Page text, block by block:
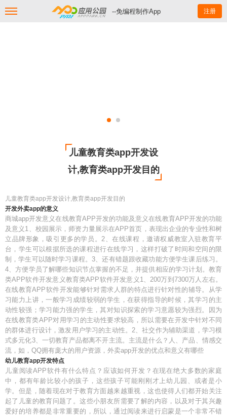
--免编程制作App 注册
儿童教育类app开发设
计,教育类app开发目的
儿童教育类app开发设计,教育类app开发目的
开发外卖app的意义
商城app开发意义在线教育APP开发的功能及意义在线教育APP开发的功能
及意义1、校园展示，师资力量展示在APP首页，表现出企业的专业性和树
立品牌形象，吸引更多的学员。2、在线课程，邀请权威教室入驻教育平
台，学生可以根据所选的课程进行在线学习，这样打破了时间和空间的限
制，学生可以随时学习课程。3、还有错题跟收藏功能方便学生课后练习。
4、方便学员了解哪些知识节点掌握的不足，并提供相应的学习计划。教育
类APP软件开发意义教育类APP软件开发意义1、200万到7300万人左右。
在线教育APP软件开发能够针对需求人群的特点进行针对性的辅导。从学
习能力上讲，一般学习成绩较弱的学生，在获得指导的时候，其学习的主
动性较强；学习能力强的学生，其对知识探索的学习意愿较为强烈。因为
在线教育类APP对用学习的主动性要求较高，所以需要在开发中针对不同
的群体进行设计，激发用户学习的主动性。2、社交作为辅助渠道，学习模
式多元化3、一切教育产品都离不开主流。主流是什么？人、产品、情感交
流，如，QQ拥有庞大的用户资源，外卖app开发的优点和意义有哪些
幼儿教育app开发特点
儿童阅读APP软件有什么特点？应该如何开发？在现在绝大多数的家庭
中，都有年龄比较小的孩子，这些孩子可能刚刚才上幼儿园、或者是小
学。但是，随着现在对于教育方面越来越重视，这也使得人们都开始关注
起了儿童的教育问题了。这些小朋友所需要了解的内容，以及对于其兴趣
爱好的培养都是非常重要的，所以，通过阅读来进行启蒙是一个非常不错